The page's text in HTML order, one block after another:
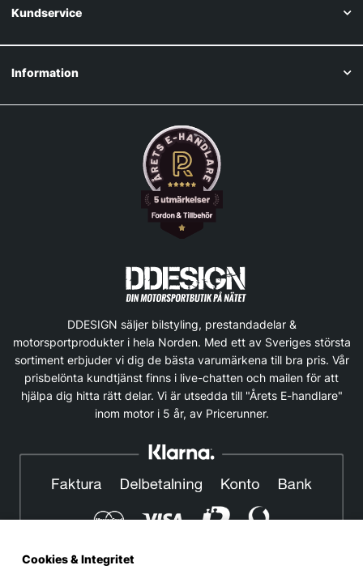
Kundservice
Information
DDESIGN säljer bilstyling, prestandadelar &
motorsportprodukter i hela Norden. Med ett av Sveriges största
sortiment erbjuder vi dig de bästa varumärkena till bra pris. Vår
prisbelönta kundtjänst finns i live-chatten och mailen för att
hjälpa dig hitta rätt delar. Vi är utsedda till "Årets E-handlare"
inom motor i 5 år, av Pricerunner.
Cookies & Integritet